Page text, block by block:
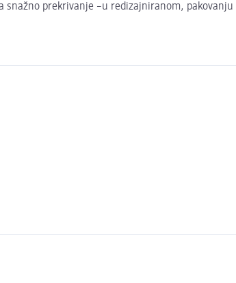
snažno prekrivanje –u redizajniranom,